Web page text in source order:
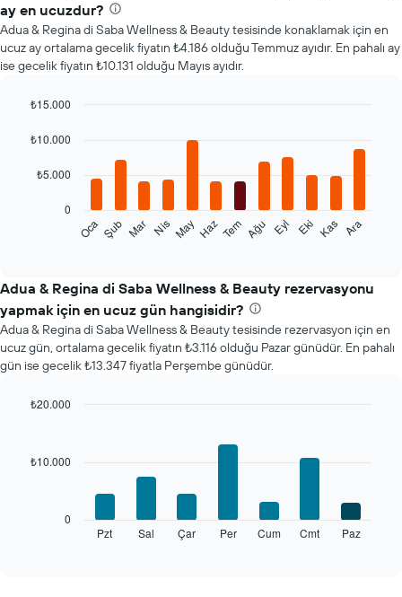
ay en ucuzdur?
Adua & Regina di Saba Wellness & Beauty tesisinde konaklamak için en
ucuz ay ortalama gecelik fiyatın ₺4.186 olduğu Temmuz ayıdır. En pahalı ay
ise gecelik fiyatın ₺10.131 olduğu Mayıs ayıdır.
chart
bars.
Aşağıdaki
için
ortalama
oda
fiyatını
gösterir
Tablo
gösteren
ekseni
içerir.
graphic.
Oca Şub Mar Nis MayHazTem Ağu Eyl Eki Kas Ara
0
₺5.000
₺10.000
₺15.000
Adua & Regina di Saba Wellness & Beauty rezervasyonu
yapmak için en ucuz gün hangisidir?
Adua & Regina di Saba Wellness & Beauty tesisinde rezervasyon için en
ucuz gün, ortalama gecelik fiyatın ₺3.116 olduğu Pazar günüdür. En pahalı
gün ise gecelik ₺13.347 fiyatla Perşembe günüdür.
Aşağıdaki
Pzt Sal Çar Per Cum Cmt Paz
0
₺10.000
₺20.000